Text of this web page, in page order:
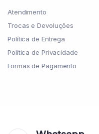
Atendimento
Trocas e Devoluções
Política de Entrega
Política de Privacidade
Formas de Pagamento